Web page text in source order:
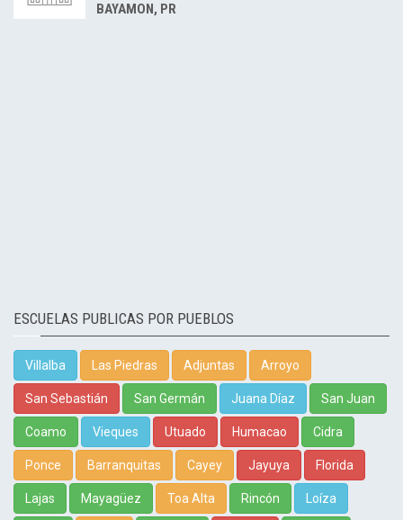
BAYAMON, PR
ESCUELAS PUBLICAS POR PUEBLOS
Villalba Las Piedras Adjuntas Arroyo
San Sebastián San Germán Juana Díaz San Juan
Coamo Vieques Utuado Humacao Cidra
Ponce Barranquitas Cayey Jayuya Florida
Lajas Mayagüez Toa Alta Rincón Loíza